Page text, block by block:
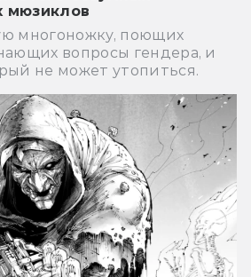
мюзиклов
многоножку, поющих
вопросы гендера, и
не может утопиться.